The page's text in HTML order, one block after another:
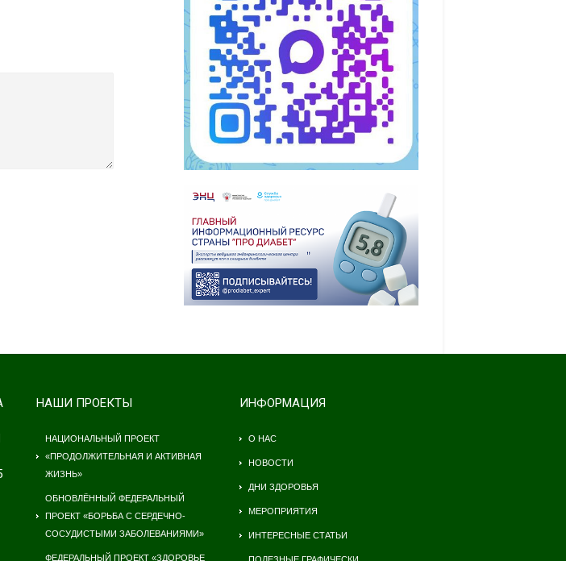
НАШИ ПРОЕКТЫ
НАЦИОНАЛЬНЫЙ ПРОЕКТ
«ПРОДОЛЖИТЕЛЬНАЯ И АКТИВНАЯ
ЖИЗНЬ»
ОБНОВЛЁННЫЙ ФЕДЕРАЛЬНЫЙ
ПРОЕКТ «БОРЬБА С СЕРДЕЧНО-
СОСУДИСТЫМИ ЗАБОЛЕВАНИЯМИ»
ФЕДЕРАЛЬНЫЙ ПРОЕКТ «ЗДОРОВЬЕ
ИНФОРМАЦИЯ
О НАС
НОВОСТИ
ДНИ ЗДОРОВЬЯ
МЕРОПРИЯТИЯ
ИНТЕРЕСНЫЕ СТАТЬИ